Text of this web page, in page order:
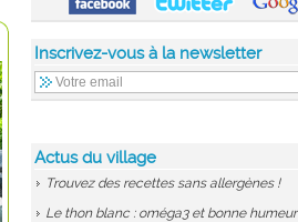
Inscrivez-vous à la newsletter
Actus du village
Trouvez des recettes sans allergènes !
Le thon blanc : oméga3 et bonne humeur